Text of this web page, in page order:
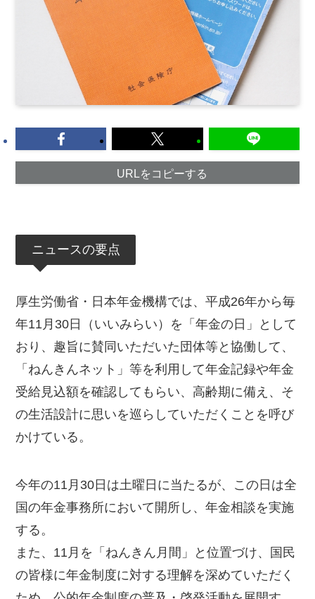
URLをコピーする
ニュースの要点
厚生労働省・日本年金機構では、平成26年から毎
年11月30日（いいみらい）を「年金の日」として
おり、趣旨に賛同いただいた団体等と協働して、
「ねんきんネット」等を利用して年金記録や年金
受給見込額を確認してもらい、高齢期に備え、そ
の生活設計に思いを巡らしていただくことを呼び
かけている。
今年の11月30日は土曜日に当たるが、この日は全
国の年金事務所において開所し、年金相談を実施
する。
また、11月を「ねんきん月間」と位置づけ、国民
の皆様に年金制度に対する理解を深めていただく